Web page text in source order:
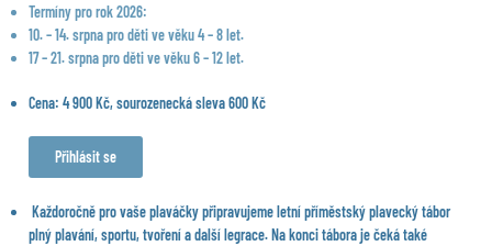
Termíny pro rok 2026:
10. – 14. srpna pro děti ve věku 4 – 8 let.
17 – 21. srpna pro děti ve věku 6 – 12 let.
Cena: 4 900 Kč, sourozenecká sleva 600 Kč
Přihlásit se
Každoročně pro vaše plaváčky připravujeme letní příměstský plavecký tábor
plný plavání, sportu, tvoření a další legrace. Na konci tábora je čeká také